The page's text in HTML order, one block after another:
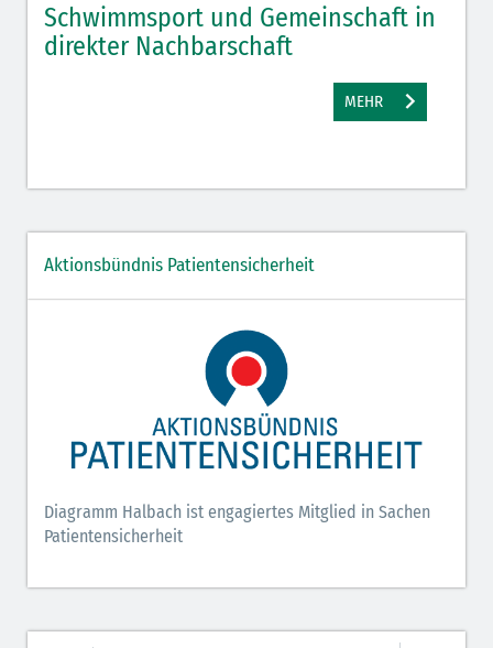
Schwimmsport und Gemeinschaft in
direkter Nachbarschaft
MEHR
Aktionsbündnis Patientensicherheit
Diagramm Halbach ist engagiertes Mitglied in Sachen
Patientensicherheit